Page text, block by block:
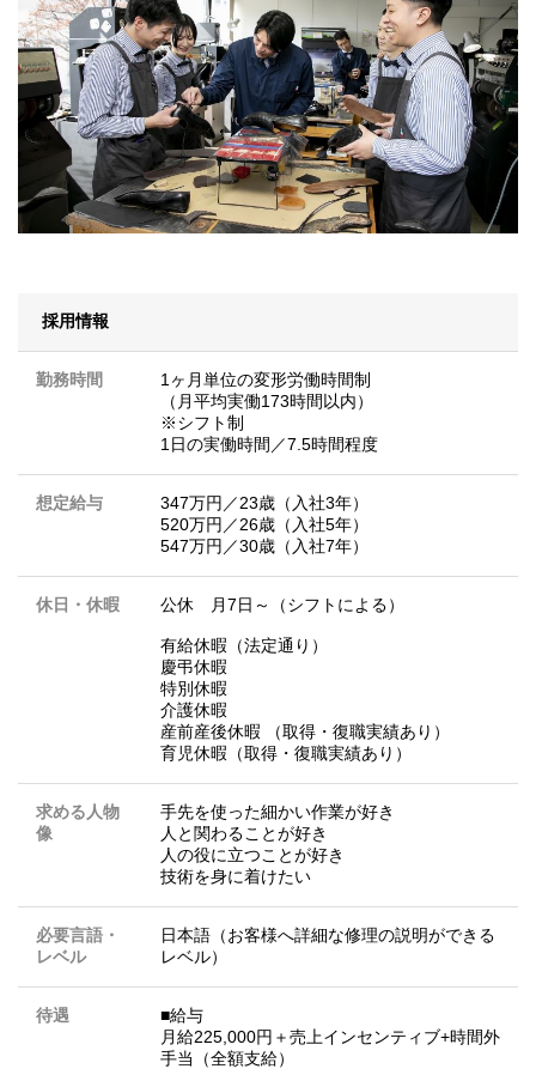
採用情報
勤務時間
1ヶ月単位の変形労働時間制
（月平均実働173時間以内）
※シフト制
1日の実働時間／7.5時間程度
想定給与
347万円／23歳（入社3年）
520万円／26歳（入社5年）
547万円／30歳（入社7年）
休日・休暇 公休 月7日～（シフトによる）
有給休暇（法定通り）
慶弔休暇
特別休暇
介護休暇
産前産後休暇 （取得・復職実績あり）
育児休暇（取得・復職実績あり）
求める人物
像
手先を使った細かい作業が好き
人と関わることが好き
人の役に立つことが好き
技術を身に着けたい
必要言語・
レベル
日本語（お客様へ詳細な修理の説明ができる
レベル）
待遇
■給与
月給225,000円＋売上インセンティブ+時間外
手当（全額支給）